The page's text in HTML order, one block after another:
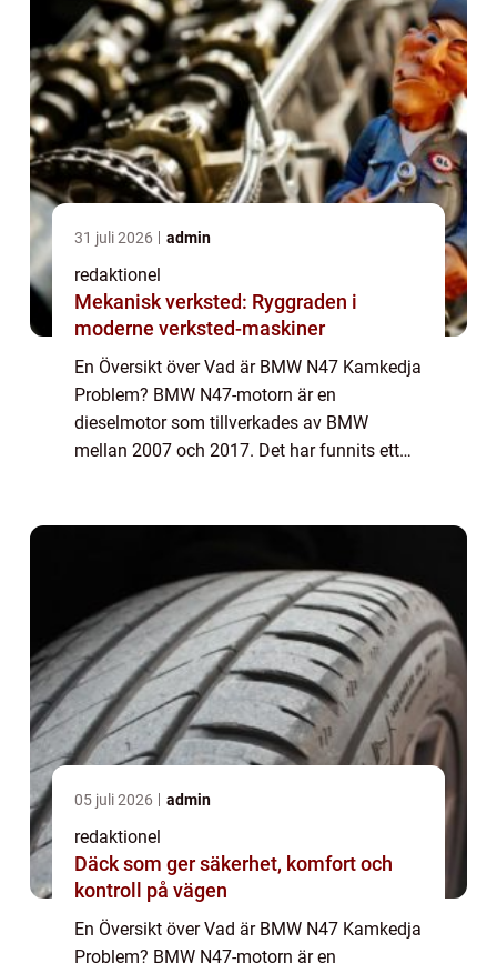
31 juli 2026 admin
redaktionel
Mekanisk verksted: Ryggraden i
moderne verksted-maskiner
En Översikt över Vad är BMW N47 Kamkedja
Problem? BMW N47-motorn är en
dieselmotor som tillverkades av BMW
mellan 2007 och 2017. Det har funnits ett
05 juli 2026 admin
redaktionel
Däck som ger säkerhet, komfort och
kontroll på vägen
En Översikt över Vad är BMW N47 Kamkedja
Problem? BMW N47-motorn är en